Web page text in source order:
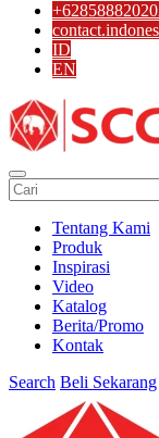
ID
EN
Tentang Kami
Produk
Inspirasi
Video
Katalog
Berita/Promo
Kontak
Search Beli Sekarang